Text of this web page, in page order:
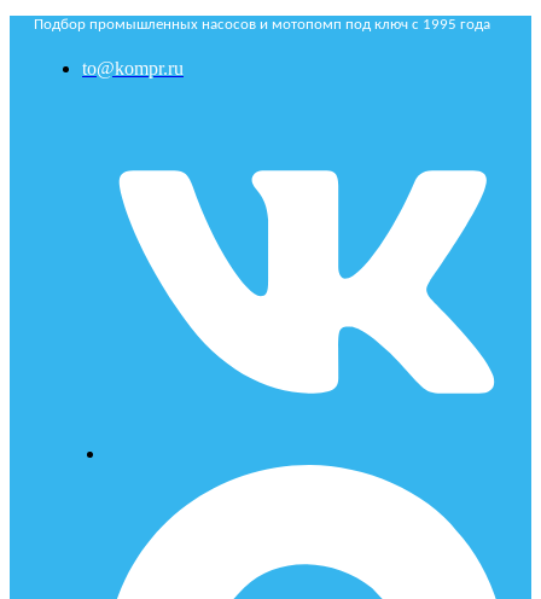
Подбор промышленных насосов и мотопомп под ключ с 1995 года
to@kompr.ru